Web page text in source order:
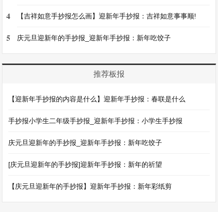
4 【吉祥如意手抄报怎么画】迎新年手抄报：吉祥如意事事顺!
5 庆元旦迎新年的手抄报_迎新年手抄报：新年吃饺子
推荐板报
【迎新年手抄报的内容是什么】迎新年手抄报：春联是什么
手抄报小学生二年级手抄报_迎新年手抄报：小学生手抄报
庆元旦迎新年的手抄报_迎新年手抄报：新年吃饺子
[庆元旦迎新年的手抄报]迎新年手抄报：新年的祈望
【庆元旦迎新年的手抄报】迎新年手抄报：新年彩纸剪